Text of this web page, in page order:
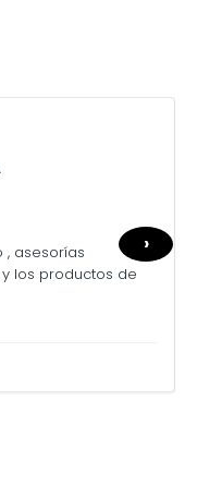
, asesorías
los productos de
›